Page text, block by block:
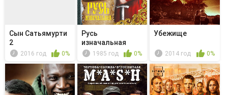
Сын Сатьямурти
2
2016 год 0%
Русь
изначальная
1985 год 0%
Убежище
2014 год 0%